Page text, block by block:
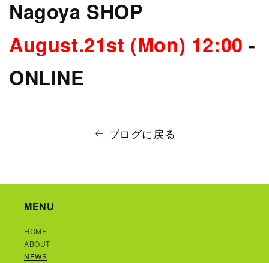
Nagoya SHOP
August.21st (Mon) 12:00 -
ONLINE
ブログに戻る
MENU
HOME
ABOUT
NEWS